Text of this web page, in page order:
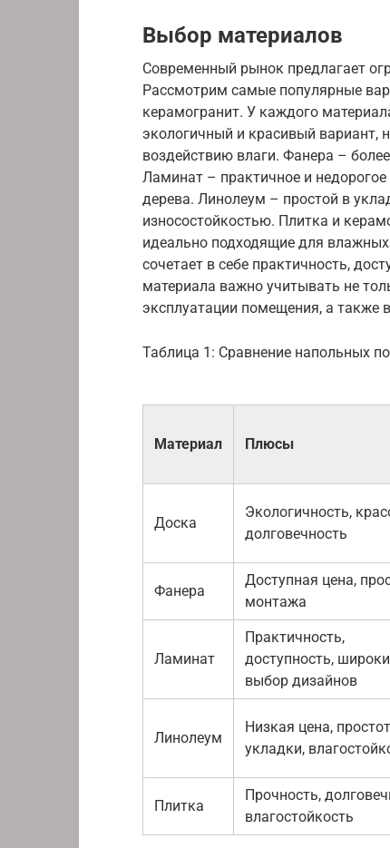
Выбор материалов
Современный рынок предлагает
Рассмотрим самые популярные
керамогранит. У каждого
экологичный и красивый вариант,
воздействию влаги. Фанера –
Ламинат – практичное и
дерева. Линолеум – простой в
износостойкостью. Плитка и
идеально подходящие для
сочетает в себе практичность,
материала важно учитывать не
эксплуатации помещения, а также
Таблица 1: Сравнение напольных
Материал Плюсы
Доска
Экологичность,
долговечность
Фанера
Доступная цена,
монтажа
Ламинат
Практичность,
доступность,
выбор дизайнов
Линолеум
Низкая цена,
укладки,
Плитка
Прочность,
влагостойкость